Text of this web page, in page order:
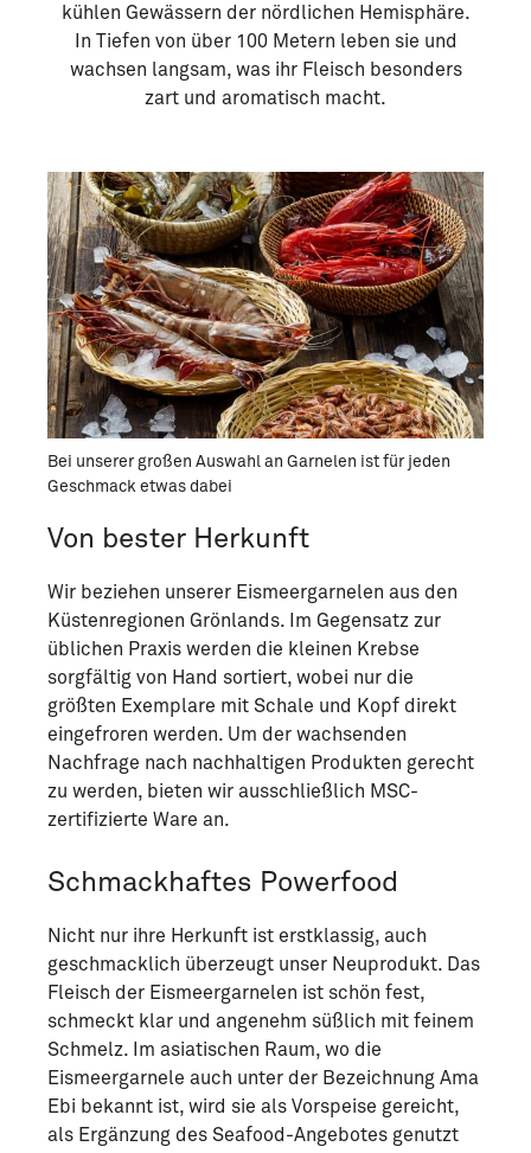
kühlen Gewässern der nördlichen Hemisphäre.
In Tiefen von über 100 Metern leben sie und
wachsen langsam, was ihr Fleisch besonders
zart und aromatisch macht.
Bei unserer großen Auswahl an Garnelen ist für jeden
Geschmack etwas dabei
Von bester Herkunft
Wir beziehen unserer Eismeergarnelen aus den
Küstenregionen Grönlands. Im Gegensatz zur
üblichen Praxis werden die kleinen Krebse
sorgfältig von Hand sortiert, wobei nur die
größten Exemplare mit Schale und Kopf direkt
eingefroren werden. Um der wachsenden
Nachfrage nach nachhaltigen Produkten gerecht
zu werden, bieten wir ausschließlich MSC-
zertifizierte Ware an.
Schmackhaftes Powerfood
Nicht nur ihre Herkunft ist erstklassig, auch
geschmacklich überzeugt unser Neuprodukt. Das
Fleisch der Eismeergarnelen ist schön fest,
schmeckt klar und angenehm süßlich mit feinem
Schmelz. Im asiatischen Raum, wo die
Eismeergarnele auch unter der Bezeichnung Ama
Ebi bekannt ist, wird sie als Vorspeise gereicht,
als Ergänzung des Seafood-Angebotes genutzt